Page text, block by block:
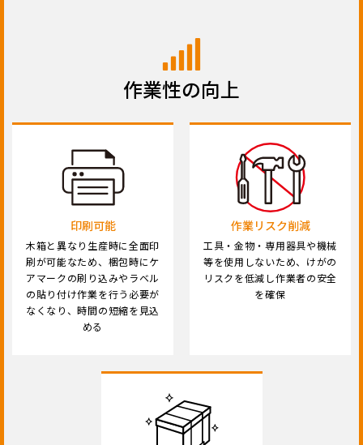
作業性の向上
印刷可能
木箱と異なり生産時に全面印
刷が可能なため、梱包時にケ
アマークの刷り込みやラベル
の貼り付け作業を行う必要が
なくなり、時間の短縮を見込
める
作業リスク削減
工具・金物・専用器具や機械
等を使用しないため、けがの
リスクを低減し作業者の安全
を確保